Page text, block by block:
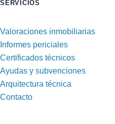
SERVICIOS
Valoraciones inmobiliarias
Informes periciales
Certificados técnicos
Ayudas y subvenciones
Arquitectura técnica
Contacto